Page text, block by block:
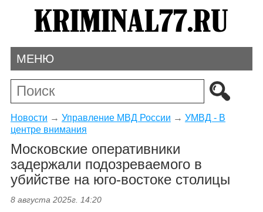
МЕНЮ
Новости → Управление МВД России → УМВД - В
центре внимания
Московские оперативники
задержали подозреваемого в
убийстве на юго-востоке столицы
8 августа 2025г. 14:20